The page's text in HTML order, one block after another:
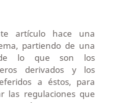
artículo hace una
partiendo de una
de lo que son los
derivados y los
a éstos, para
las regulaciones que